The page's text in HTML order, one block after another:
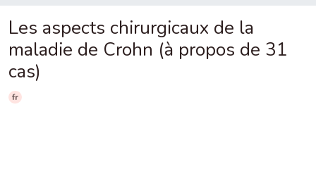
Les aspects chirurgicaux de la
maladie de Crohn (à propos de 31
cas)
fr